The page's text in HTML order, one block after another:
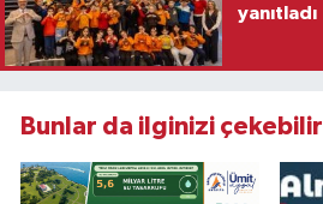
yanıtladı
Bunlar da ilginizi çekebilir